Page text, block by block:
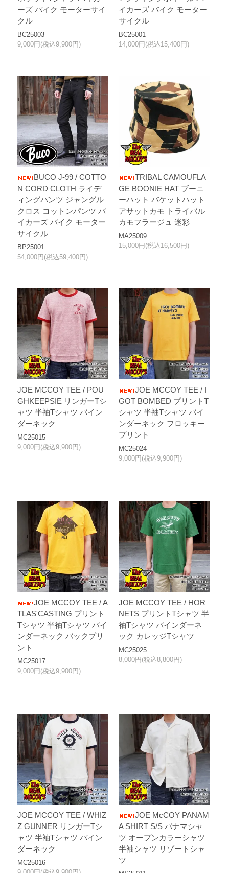
ーズ バイク モーターサイ
クル
BC25003
9,000円(税込9,900円)
イカーズ バイク モーター
サイクル
BC25001
14,000円(税込15,400円)
BUCO J-99 / COTTO
N CORD CLOTH ライデ
ィングパンツ ジャングル
クロス コットンパンツ バ
イカーズ バイク モーター
サイクル
BP25001
54,000円(税込59,400円)
TRIBAL CAMOUFLA
GE BOONIE HAT ブーニ
ーハット バケットハット
アサットカモ トライバル
カモフラージュ 迷彩
MA25009
15,000円(税込16,500円)
JOE MCCOY TEE / POU
GHKEEPSIE リンガーTシ
ャツ 半袖Tシャツ バイン
ダーネック
MC25015
9,000円(税込9,900円)
JOE MCCOY TEE / I
GOT BOMBED プリントT
シャツ 半袖Tシャツ バイ
ンダーネック フロッキー
プリント
MC25024
9,000円(税込9,900円)
JOE MCCOY TEE / A
TLAS'CASTING プリント
Tシャツ 半袖Tシャツ バイ
ンダーネック バックプリ
ント
MC25017
9,000円(税込9,900円)
JOE MCCOY TEE / HOR
NETS プリントTシャツ 半
袖Tシャツ バインダーネ
ック カレッジTシャツ
MC25025
8,000円(税込8,800円)
JOE MCCOY TEE / WHIZ
Z GUNNER リンガーTシ
ャツ 半袖Tシャツ バイン
ダーネック
MC25016
JOE McCOY PANAM
A SHIRT S/S パナマシャ
ツ オープンカラーシャツ
半袖シャツ リゾートシャ
ツ